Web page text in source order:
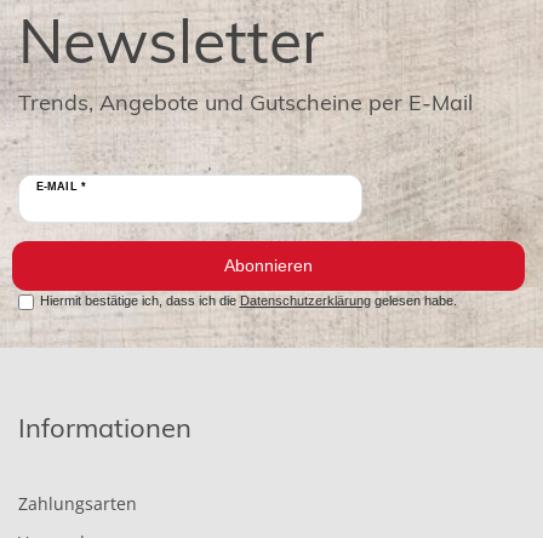
Newsletter
Trends, Angebote und Gutscheine per E-Mail
E-MAIL *
Abonnieren
Hiermit bestätige ich, dass ich die Datenschutzerklärunggelesen habe.
Informationen
Zahlungsarten